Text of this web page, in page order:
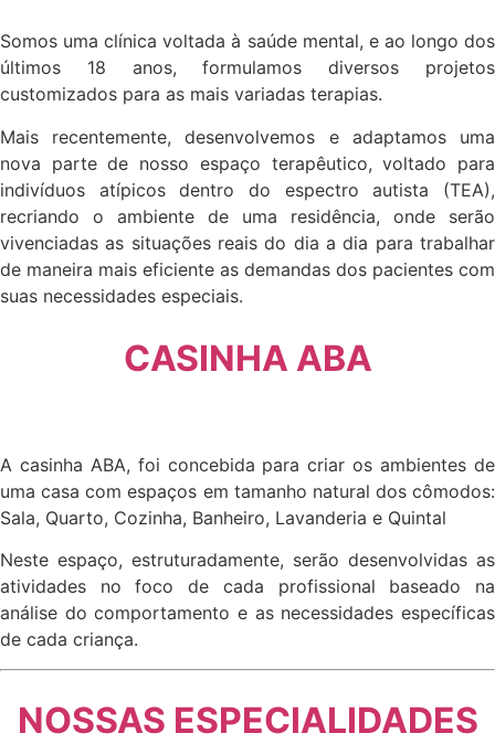
Somos uma clínica voltada à saúde mental, e ao longo dos
últimos 18 anos, formulamos diversos projetos
customizados para as mais variadas terapias.
Mais recentemente, desenvolvemos e adaptamos uma
nova parte de nosso espaço terapêutico, voltado para
indivíduos atípicos dentro do espectro autista (TEA),
recriando o ambiente de uma residência, onde serão
vivenciadas as situações reais do dia a dia para trabalhar
de maneira mais eficiente as demandas dos pacientes com
suas necessidades especiais.
CASINHA ABA
A casinha ABA, foi concebida para criar os ambientes de
uma casa com espaços em tamanho natural dos cômodos:
Sala, Quarto, Cozinha, Banheiro, Lavanderia e Quintal
Neste espaço, estruturadamente, serão desenvolvidas as
atividades no foco de cada profissional baseado na
análise do comportamento e as necessidades específicas
de cada criança.
NOSSAS ESPECIALIDADES